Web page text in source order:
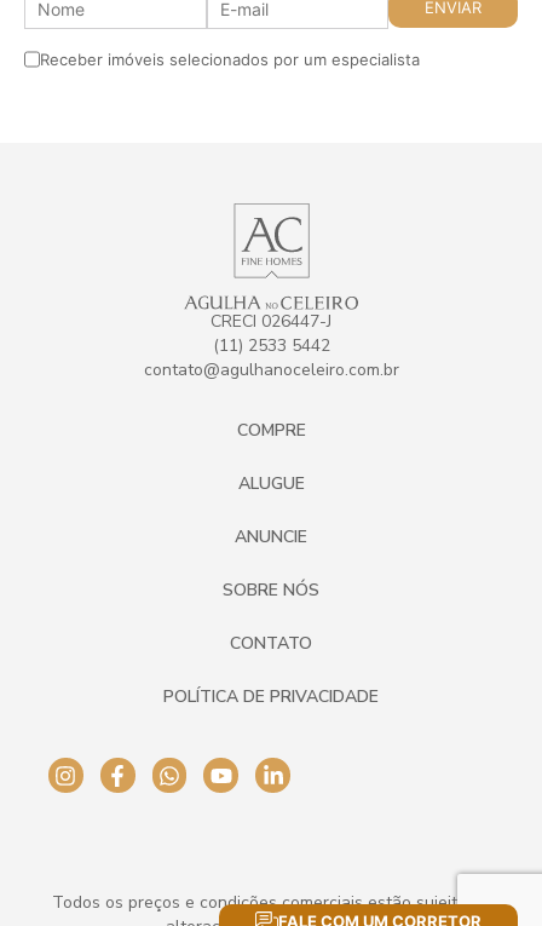
Receber imóveis selecionados por um especialista
CRECI 026447-J
(11) 2533 5442
contato@agulhanoceleiro.com.br
COMPRE
ALUGUE
ANUNCIE
SOBRE NÓS
CONTATO
POLÍTICA DE PRIVACIDADE
Todos os preços e condições comerciais estão sujeitos a
FALE COM UM CORRETOR